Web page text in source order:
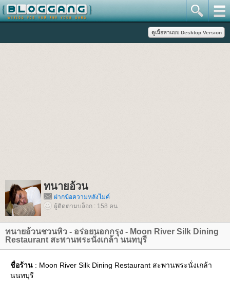
ทนายอ้วน
ฝากข้อความหลังไมค์
ผู้ติดตามบล็อก : 158 คน
ทนายอ้วนชวนหิว - อร่อยนอกกรุง - Moon River Silk Dining
Restaurant สะพานพระนั่งเกล้า นนทบุรี
ชื่อร้าน : Moon River Silk Dining Restaurant สะพานพระนั่งเกล้า
นนทบุรี